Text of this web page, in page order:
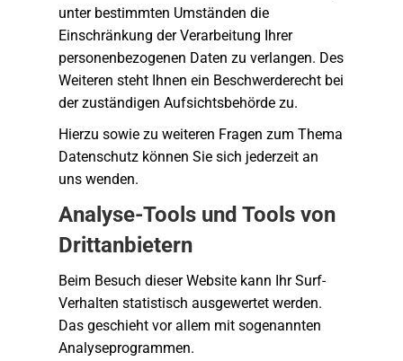
unter bestimmten Umständen die
Einschränkung der Verarbeitung Ihrer
personenbezogenen Daten zu verlangen. Des
Weiteren steht Ihnen ein Beschwerderecht bei
der zuständigen Aufsichtsbehörde zu.
Hierzu sowie zu weiteren Fragen zum Thema
Datenschutz können Sie sich jederzeit an
uns wenden.
Analyse-Tools und Tools von
Dritt­anbietern
Beim Besuch dieser Website kann Ihr Surf-
Verhalten statistisch ausgewertet werden.
Das geschieht vor allem mit sogenannten
Analyseprogrammen.